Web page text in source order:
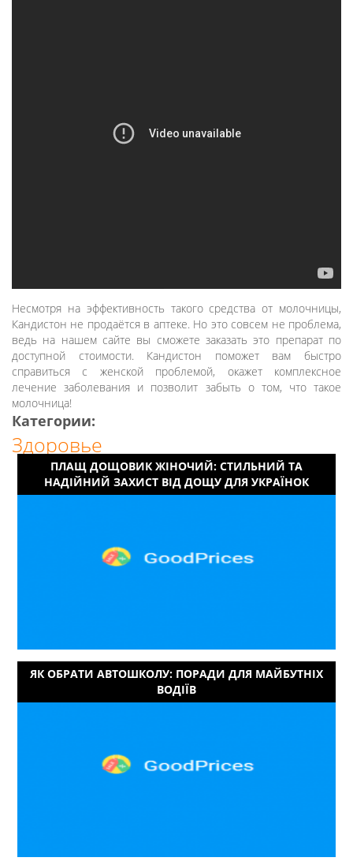
Несмотря на эффективность такого средства от молочницы,
Кандистон не продаётся в аптеке. Но это совсем не проблема,
ведь на нашем сайте вы сможете заказать это препарат по
доступной стоимости. Кандистон поможет вам быстро
справиться с женской проблемой, окажет комплексное
лечение заболевания и позволит забыть о том, что такое
молочница!
Категории:
Здоровье
ПЛАЩ ДОЩОВИК ЖІНОЧИЙ: СТИЛЬНИЙ ТА
НАДІЙНИЙ ЗАХИСТ ВІД ДОЩУ ДЛЯ УКРАЇНОК
ЯК ОБРАТИ АВТОШКОЛУ: ПОРАДИ ДЛЯ МАЙБУТНІХ
ВОДІЇВ